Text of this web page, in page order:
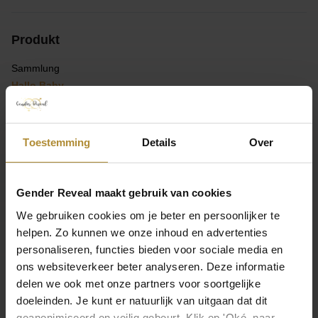
Toestemming Details Over
Gender Reveal maakt gebruik van cookies
We gebruiken cookies om je beter en persoonlijker te
helpen. Zo kunnen we onze inhoud en advertenties
personaliseren, functies bieden voor sociale media en
ons websiteverkeer beter analyseren. Deze informatie
delen we ook met onze partners voor soortgelijke
doeleinden. Je kunt er natuurlijk van uitgaan dat dit
Produkt
Sammlung
Hallo Baby
Farbe
Beige
Papier
Inhalt
16 Einheiten
SKU
GT-005